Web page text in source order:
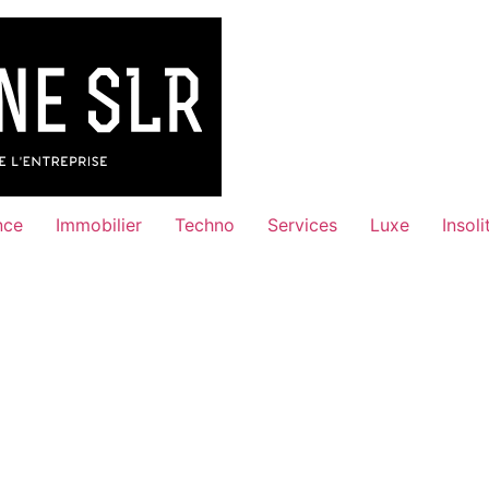
Immobilier Techno Services Luxe